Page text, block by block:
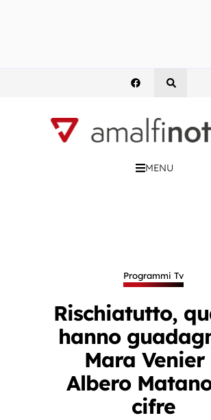
MENU
Programmi Tv
Rischiatutto,
hanno
Mara Venier
Albero
cifre